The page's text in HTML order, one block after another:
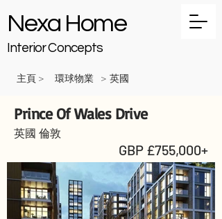
Nexa Home
Interior Concepts
主頁 > 環球物業 > 英國
Prince Of Wales Drive
英國 倫敦
GBP £755,000+